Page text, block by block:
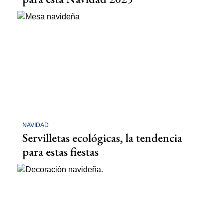
NAVIDAD
Servilletas ecológicas, la tendencia
para estas fiestas